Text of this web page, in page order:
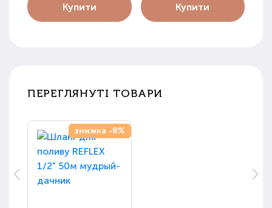
Купити Купити
ПЕРЕГЛЯНУТІ ТОВАРИ
знижка -8%